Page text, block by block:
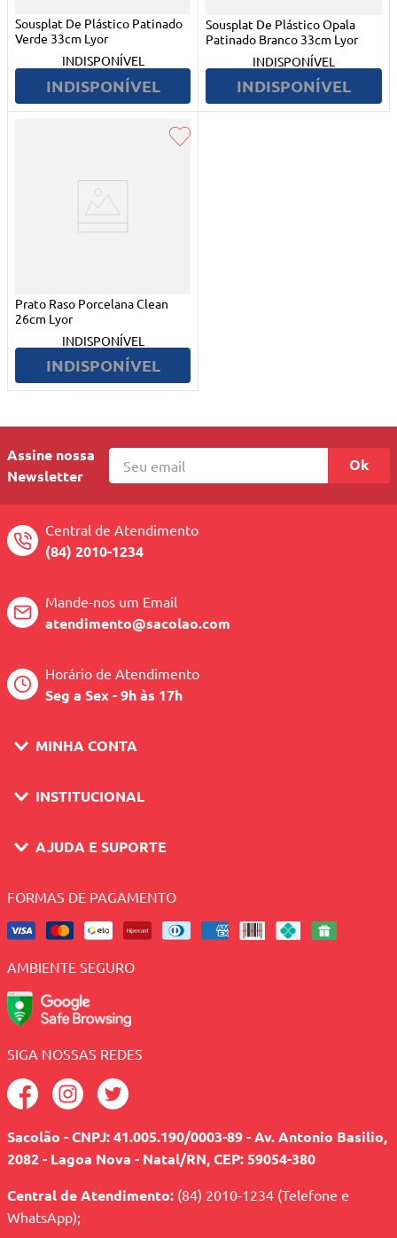
Sousplat De Plástico Patinado
Verde 33cm Lyor
INDISPONÍVEL
INDISPONÍVEL
Sousplat De Plástico Opala
Patinado Branco 33cm Lyor
INDISPONÍVEL
INDISPONÍVEL
Prato Raso Porcelana Clean
26cm Lyor
INDISPONÍVEL
INDISPONÍVEL
Assine nossa
Newsletter
Ok
Central de Atendimento
(84) 2010-1234
Mande-nos um Email
atendimento@sacolao.com
Horário de Atendimento
Seg a Sex - 9h às 17h
MINHA CONTA
INSTITUCIONAL
AJUDA E SUPORTE
FORMAS DE PAGAMENTO
AMBIENTE SEGURO
SIGA NOSSAS REDES
Sacolão - CNPJ: 41.005.190/0003-89 - Av. Antonio Basilio,
2082 - Lagoa Nova - Natal/RN, CEP: 59054-380
Central de Atendimento: (84) 2010-1234 (Telefone e
WhatsApp);